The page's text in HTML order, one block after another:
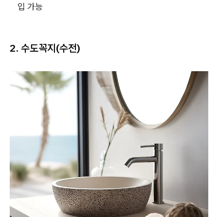
입 가능
2. 수도꼭지(수전)